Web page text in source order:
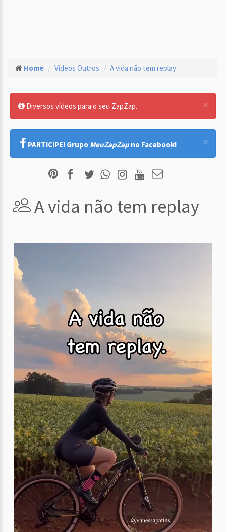
Home Vídeos Outros A vida não tem replay
×
Diversos vídeos para o seu ZapZap.
×
PARTICIPE! Grupo MeuZapZap no Facebook!
A vida não tem replay